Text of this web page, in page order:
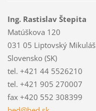
Ing. Rastislav Štepita
Matúškova 120
031 05 Liptovský Mikuláš
Slovensko (SK)
tel. +421 44 5526210
tel. +421 905 270007
fax +420 552 308399